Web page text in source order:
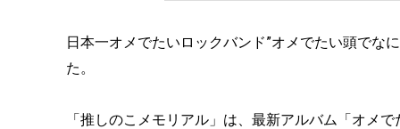
日本一オメでたいロックバンド”オメでたい頭でな
た。
「推しのこメモリアル」は、最新アルバム「オメ